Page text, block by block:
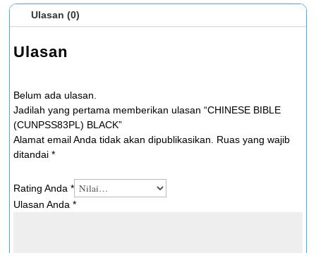
Ulasan (0)
Ulasan
Belum ada ulasan.
Jadilah yang pertama memberikan ulasan “CHINESE BIBLE
(CUNPSS83PL) BLACK”
Alamat email Anda tidak akan dipublikasikan.
Ruas yang wajib
ditandai *
Rating Anda *
Ulasan Anda *